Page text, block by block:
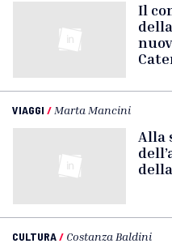
Il
VIAGGI / Marta Mancini
Alla
CULTURA/ Costanza Baldini